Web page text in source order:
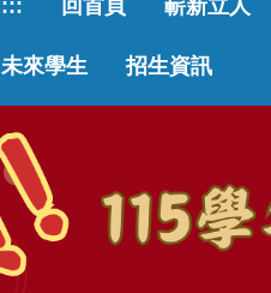
::: 回首頁 嶄新立人
未來學生 招生資訊